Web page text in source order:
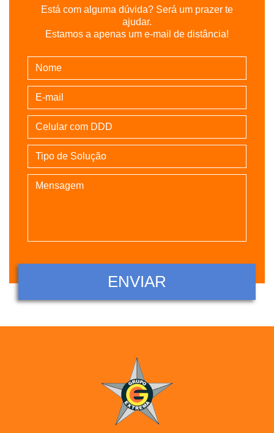
Está com alguma dúvida? Será um prazer te
ajudar.
Estamos a apenas um e-mail de distância!